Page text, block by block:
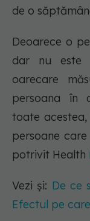
de o
Deoarece o
dar nu este
oarecare
persoana în
toate
persoane
potrivit Health
Vezi și: De ce
Efectul pe